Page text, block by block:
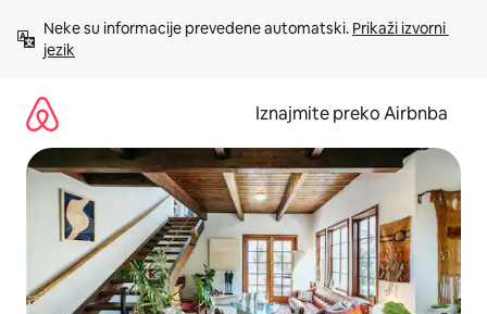
sadržaj
Neke su informacije prevedene automatski. Prikaži izvorni
jezik
Iznajmite preko Airbnba